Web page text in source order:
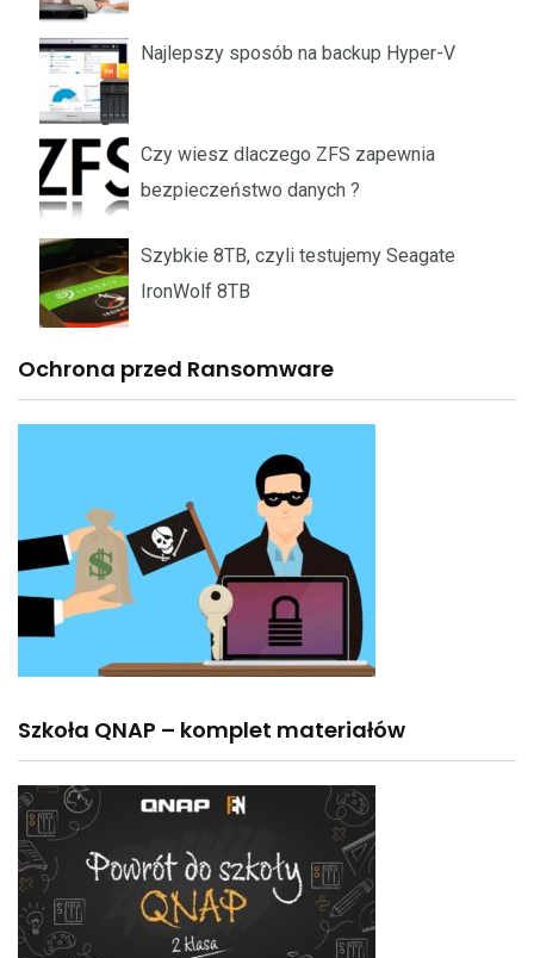
Najlepszy sposób na backup Hyper-V
Czy wiesz dlaczego ZFS zapewnia
bezpieczeństwo danych ?
Szybkie 8TB, czyli testujemy Seagate
IronWolf 8TB
Ochrona przed Ransomware
Szkoła QNAP – komplet materiałów